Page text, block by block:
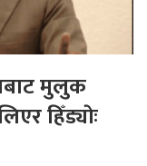
मुलुक
हिँड्याेः